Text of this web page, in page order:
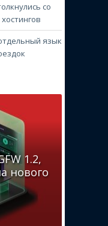
со
язык
1.2,
нового